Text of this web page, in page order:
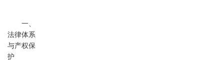
一、
法律体系
与产权保
护